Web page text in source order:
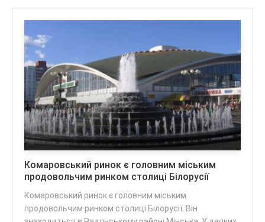
Комаровський ринок є головним міським
продовольчим ринком столиці Білорусії
Комаровський ринок є головним міським
продовольчим ринком столиці Білорусії. Він